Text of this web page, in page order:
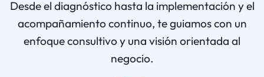
Desde el diagnóstico hasta la implementación y el
acompañamiento continuo, te guiamos con un
enfoque consultivo y una visión orientada al
negocio.